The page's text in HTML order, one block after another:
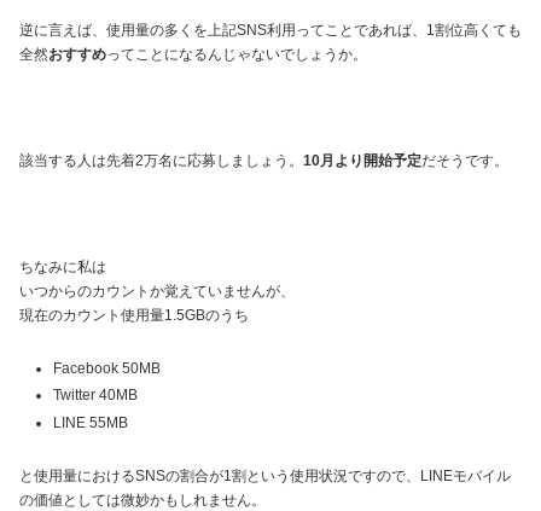
逆に言えば、使用量の多くを上記SNS利用ってことであれば、1割位高くても
全然おすすめってことになるんじゃないでしょうか。
該当する人は先着2万名に応募しましょう。 10月より開始予定だそうです。
ちなみに私は
いつからのカウントか覚えていませんが、
現在のカウント使用量1.5GBのうち
Facebook 50MB
Twitter 40MB
LINE 55MB
と使用量におけるSNSの割合が1割という使用状況ですので、LINEモバイル
の価値としては微妙かもしれません。